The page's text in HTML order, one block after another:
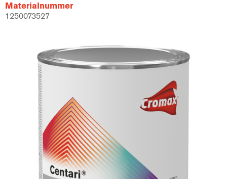
Materialnummer
1250073527